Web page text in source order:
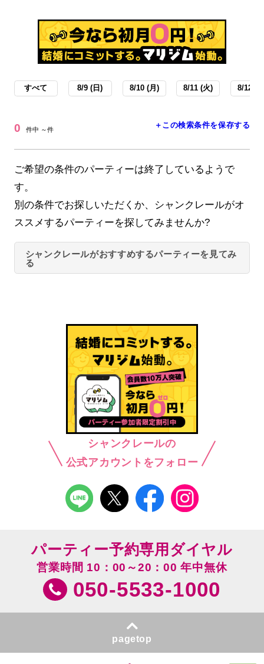
すべて 8/9 (日) 8/10 (月) 8/11 (火) 8/12 (
0 件中 ～件 ＋この検索条件を保存する
ご希望の条件のパーティーは終了しているようで
す。
別の条件でお探しいただくか、シャンクレールがオ
ススメするパーティーを探してみませんか?
シャンクレールがおすすめするパーティーを見てみ
る
シャンクレールの
公式アカウントをフォロー
パーティー予約専用ダイヤル
営業時間 10：00～20：00 年中無休
050-5533-1000
pagetop